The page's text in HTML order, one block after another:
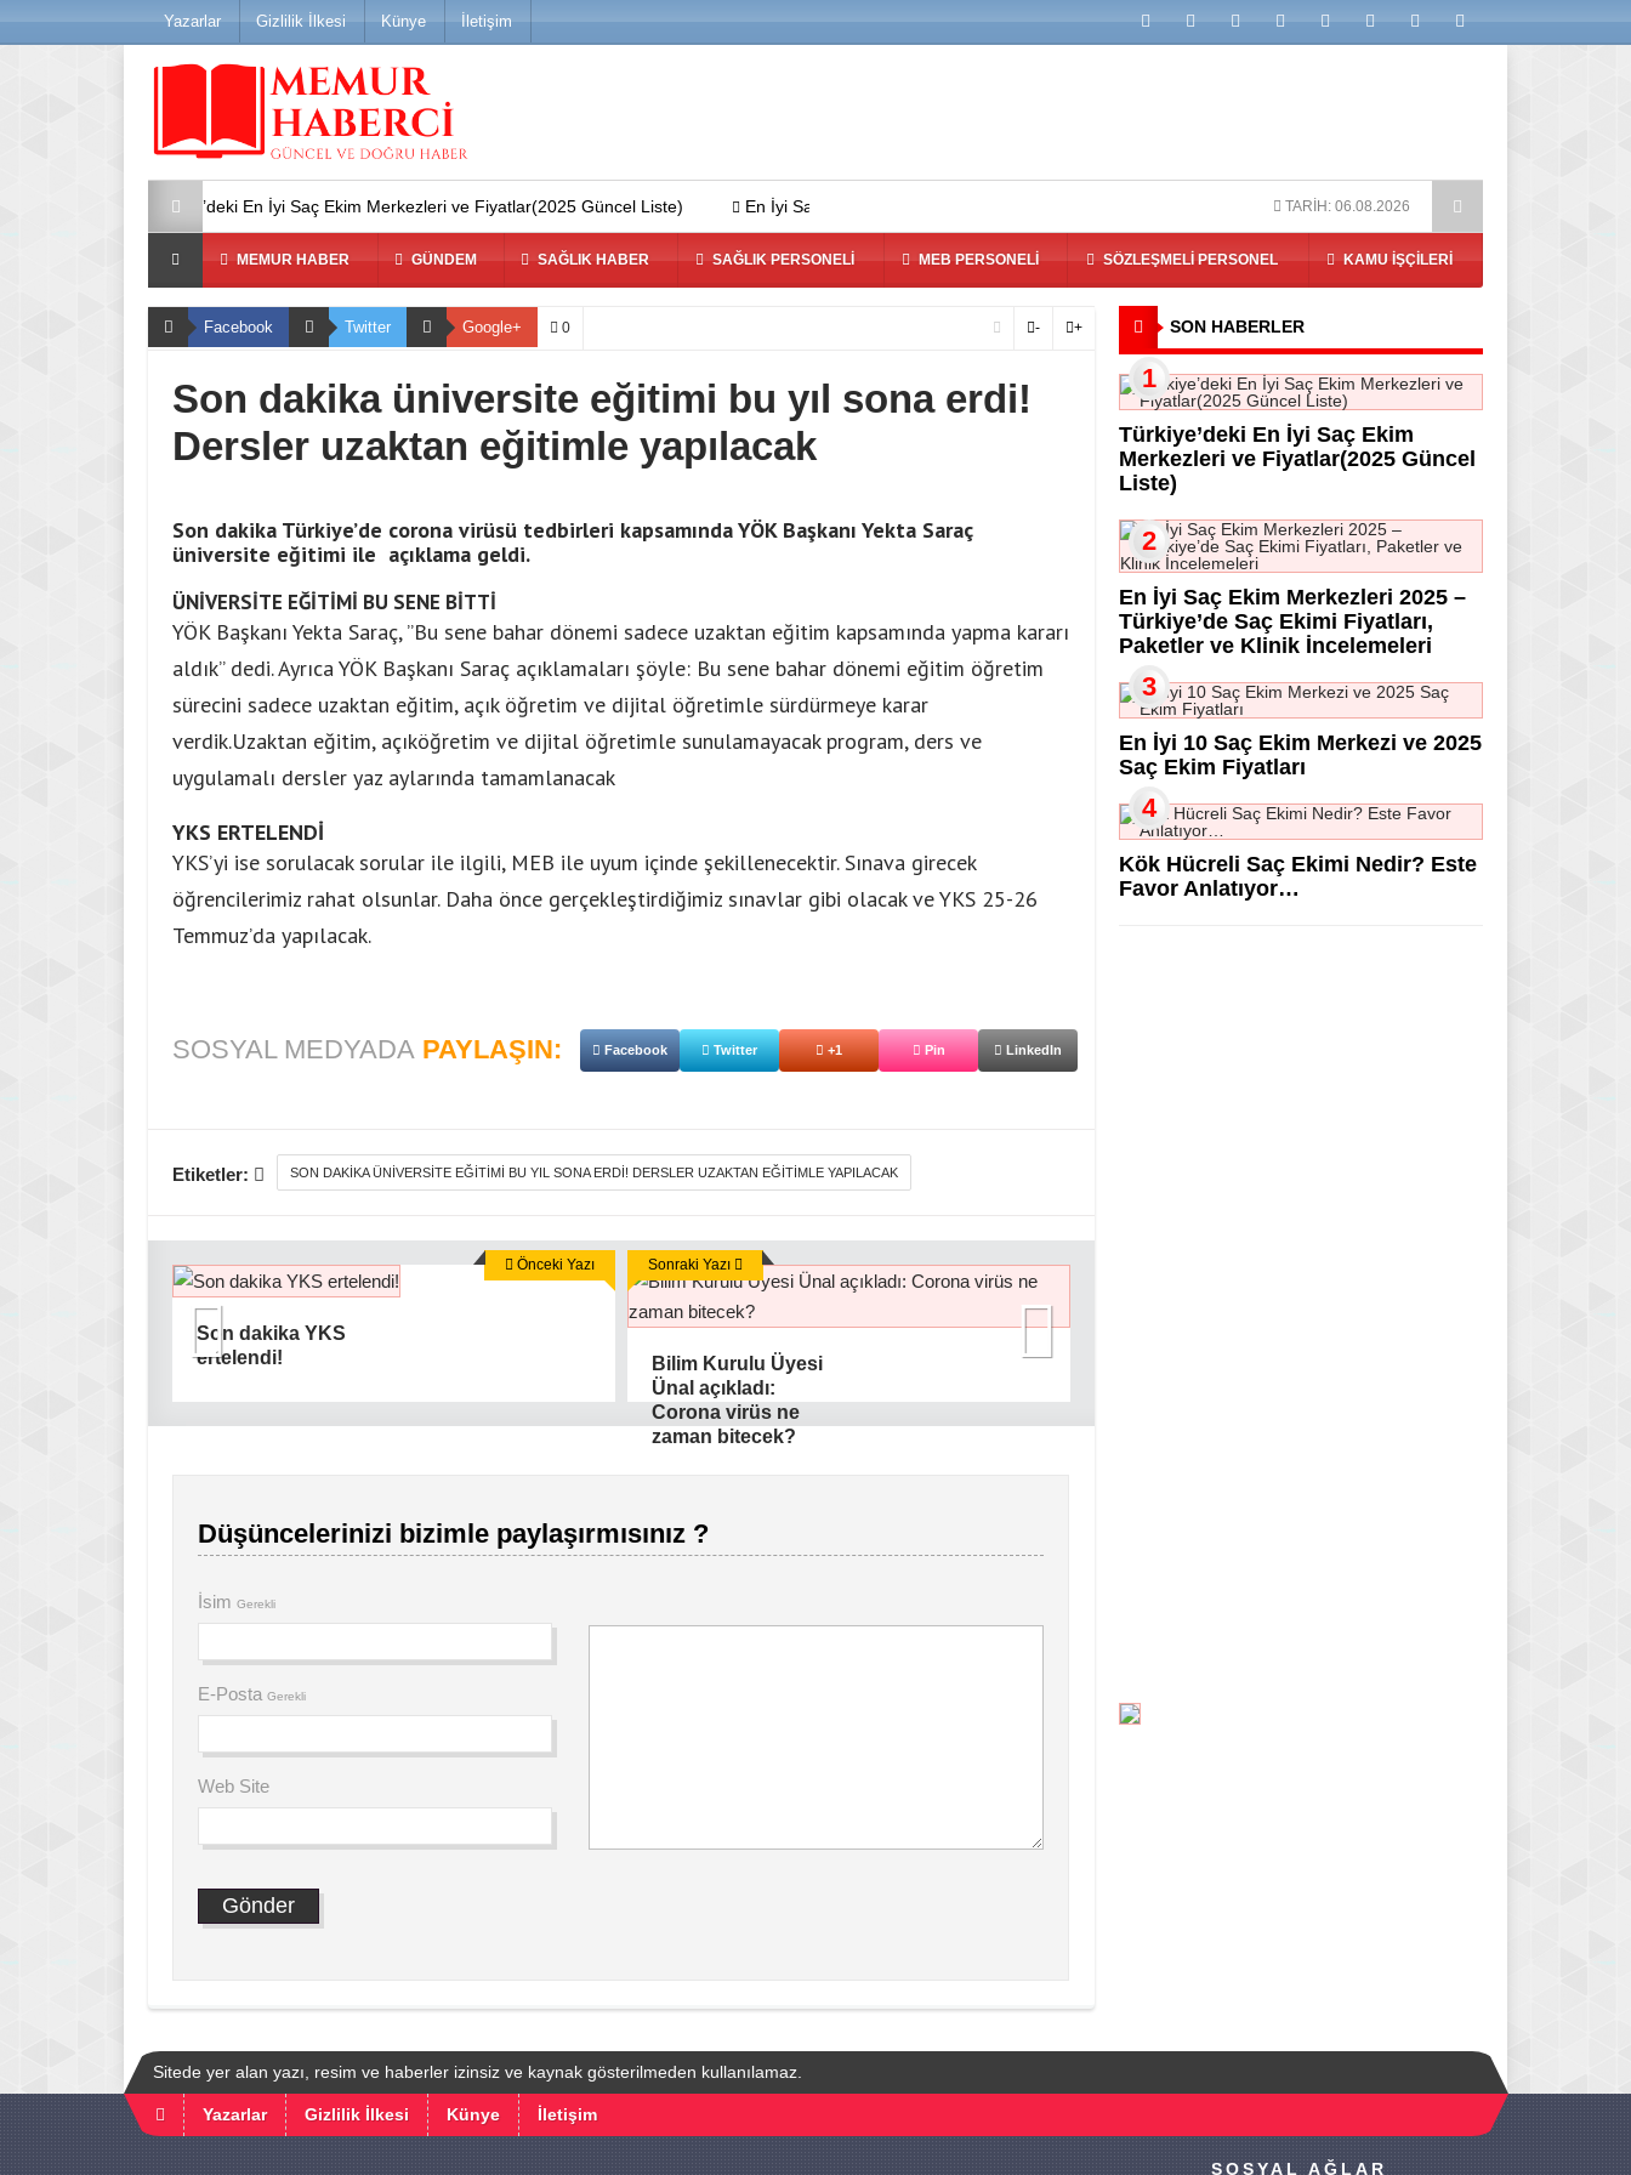
Yazarlar Gizlilik İlkesi Künye İletişim
Türkiye’deki En İyi Saç Ekim Merkezleri ve Fiyatlar(2025 Güncel Liste) En İyi Saç Ekim Merkezleri 2025 – Türkiye’de Saç Ekimi Fiyatları, Paketler ve Klinik İncelemeleri
TARİH: 06.08.2026
MEMUR HABER GÜNDEM SAĞLIK HABER SAĞLIK PERSONELI MEB PERSONELI SÖZLEŞMELI PERSONEL KAMU İŞÇILERI
Facebook Twitter Google+ 0 +
-
Son dakika üniversite eğitimi bu yıl sona erdi!
Dersler uzaktan eğitimle yapılacak
Son dakika Türkiye’de corona virüsü tedbirleri kapsamında YÖK Başkanı Yekta Saraç
üniversite eğitimi ile açıklama geldi.
ÜNİVERSİTE EĞİTİMİ BU SENE BİTTİ
YÖK Başkanı Yekta Saraç, ”Bu sene bahar dönemi sadece uzaktan eğitim kapsamında yapma kararı
aldık” dedi. Ayrıca YÖK Başkanı Saraç açıklamaları şöyle: Bu sene bahar dönemi eğitim öğretim
sürecini sadece uzaktan eğitim, açık öğretim ve dijital öğretimle sürdürmeye karar
verdik.Uzaktan eğitim, açıköğretim ve dijital öğretimle sunulamayacak program, ders ve
uygulamalı dersler yaz aylarında tamamlanacak
YKS ERTELENDİ
YKS’yi ise sorulacak sorular ile ilgili, MEB ile uyum içinde şekillenecektir. Sınava girecek
öğrencilerimiz rahat olsunlar. Daha önce gerçekleştirdiğimiz sınavlar gibi olacak ve YKS 25-26
Temmuz’da yapılacak.
SOSYAL MEDYADA PAYLAŞIN: Facebook Twitter +1 Pin LinkedIn
Etiketler: SON DAKIKA ÜNIVERSITE EĞITIMI BU YIL SONA ERDI! DERSLER UZAKTAN EĞITIMLE YAPILACAK
Son dakika YKS
ertelendi!
Önceki Yazı
Bilim Kurulu Üyesi
Ünal açıkladı:
Corona virüs ne
zaman bitecek?
Sonraki Yazı
Düşüncelerinizi bizimle paylaşırmısınız ?
İsim Gerekli
E-Posta Gerekli
Web Site
SON HABERLER
1
Türkiye’deki En İyi Saç Ekim
Merkezleri ve Fiyatlar(2025 Güncel
Liste)
2
En İyi Saç Ekim Merkezleri 2025 –
Türkiye’de Saç Ekimi Fiyatları,
Paketler ve Klinik İncelemeleri
3
En İyi 10 Saç Ekim Merkezi ve 2025
Saç Ekim Fiyatları
4
Kök Hücreli Saç Ekimi Nedir? Este
Favor Anlatıyor…
Sitede yer alan yazı, resim ve haberler izinsiz ve kaynak gösterilmeden kullanılamaz.
Yazarlar Gizlilik İlkesi Künye İletişim
SOSYAL AĞLAR